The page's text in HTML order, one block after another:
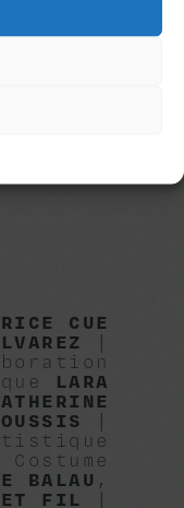
CUE
|
LARA
|
BALAU ,
ET FIL |